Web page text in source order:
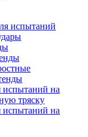
испытаний
испытаний на
тряску
испытаний на